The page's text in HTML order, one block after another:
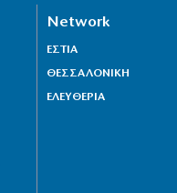
Network
ΕΣΤΙΑ
ΘΕΣΣΑΛΟΝΙΚΗ
ΕΛΕΥΘΕΡΙΑ